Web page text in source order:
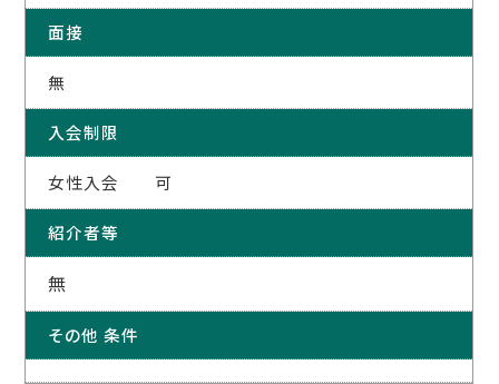
面接
無
入会制限
女性入会 可
紹介者等
無
その他 条件